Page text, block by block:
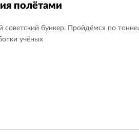
5
монастырь1
5
Александровский
Москва-река0
полётами
советский бункер. Пройдёмся по
учёных